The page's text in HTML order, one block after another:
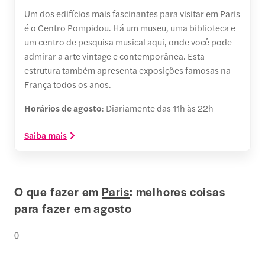
Um dos edifícios mais fascinantes para visitar em Paris
é o Centro Pompidou. Há um museu, uma biblioteca e
um centro de pesquisa musical aqui, onde você pode
admirar a arte vintage e contemporânea. Esta
estrutura também apresenta exposições famosas na
França todos os anos.
Horários de agosto: Diariamente das 11h às 22h
Saiba mais
O que fazer em Paris: melhores coisas
para fazer em agosto
0